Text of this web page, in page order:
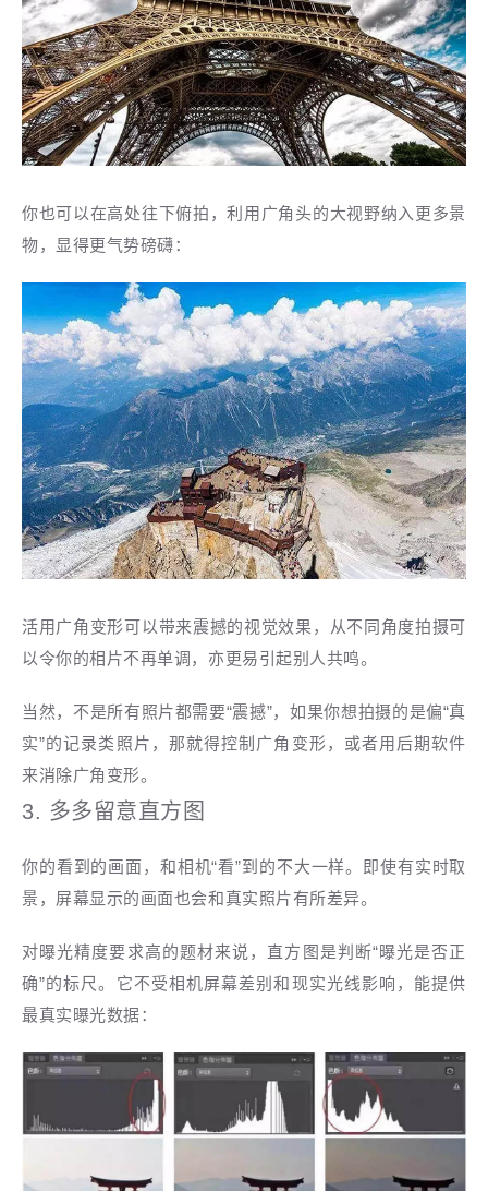
你也可以在高处往下俯拍，利用广角头的大视野纳入更多景
物，显得更气势磅礴：
活用广角变形可以带来震撼的视觉效果，从不同角度拍摄可
以令你的相片不再单调，亦更易引起别人共鸣。
当然，不是所有照片都需要“震撼”，如果你想拍摄的是偏“真
实”的记录类照片，那就得控制广角变形，或者用后期软件
来消除广角变形。
3. 多多留意直方图
你的看到的画面，和相机“看”到的不大一样。即使有实时取
景，屏幕显示的画面也会和真实照片有所差异。
对曝光精度要求高的题材来说，直方图是判断“曝光是否正
确”的标尺。它不受相机屏幕差别和现实光线影响，能提供
最真实曝光数据：